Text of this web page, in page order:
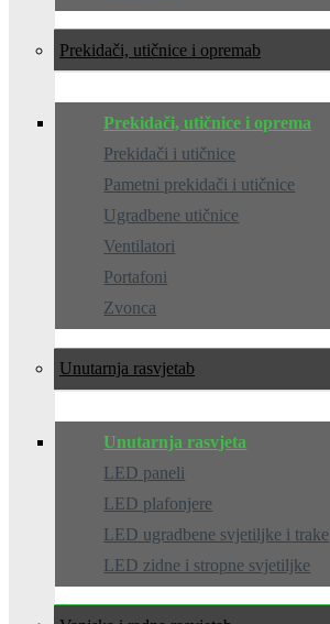
Prekidači, utičnice i oprema
Prekidači, utičnice i oprema
Prekidači i utičnice
Pametni prekidači i utičnice
Ugradbene utičnice
Ventilatori
Portafoni
Zvonca
Unutarnja rasvjeta
Unutarnja rasvjeta
LED paneli
LED plafonjere
LED ugradbene svjetiljke i trake
LED zidne i stropne svjetiljke